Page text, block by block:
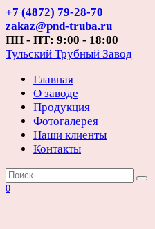
Перейти
к
содержанию
+7 (4872) 79-28-70
zakaz@pnd-truba.ru
ПН - ПТ: 9:00 - 18:00
Тульский Трубный Завод
Главная
О заводе
Продукция
Фотогалерея
Наши клиенты
Контакты
Search
for:
0